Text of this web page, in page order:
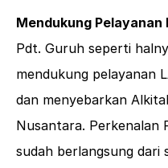
Mendukung Pelayanan
Pdt. Guruh seperti
mendukung pelayanan
dan menyebarkan
Nusantara. Perkenalan
sudah berlangsung